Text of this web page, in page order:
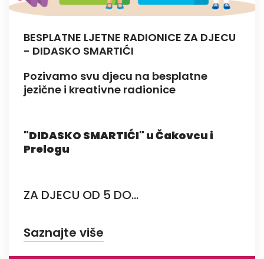
BESPLATNE LJETNE RADIONICE ZA DJECU
- DIDASKO SMARTIĆI
Pozivamo svu djecu na besplatne
jezične i kreativne radionice
"DIDASKO SMARTIĆI" u Čakovcu i
Prelogu
ZA DJECU OD 5 DO...
Saznajte više